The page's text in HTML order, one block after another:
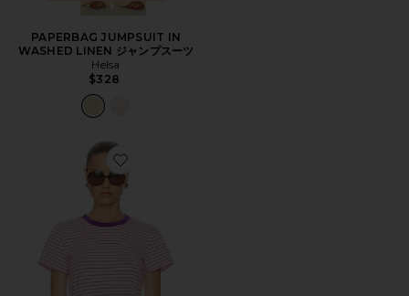
PAPERBAG JUMPSUIT IN
WASHED LINEN ジャンプスーツ
Helsa
$328